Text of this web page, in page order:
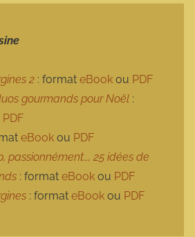
2 : format eBook ou PDF
gourmands pour Noël :
PDF
eBook ou PDF
passionnément…, 25 idées de
: format eBook ou PDF
: format eBook ou PDF